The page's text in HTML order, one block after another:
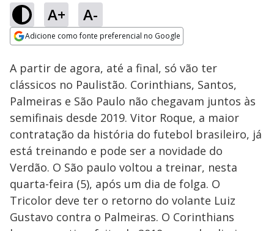
A+ A-
Adicione como fonte preferencial no Google
Ativar
Loaded
28.94%
A partir de agora, até a final, só vão ter
clássicos no Paulistão. Corinthians, Santos,
Palmeiras e São Paulo não chegavam juntos às
semifinais desde 2019. Vitor Roque, a maior
contratação da história do futebol brasileiro, já
está treinando e pode ser a novidade do
Verdão. O São paulo voltou a treinar, nesta
quarta-feira (5), após um dia de folga. O
Tricolor deve ter o retorno do volante Luiz
Gustavo contra o Palmeiras. O Corinthians